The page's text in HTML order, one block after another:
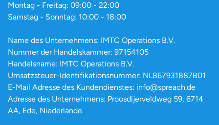
Montag - Freitag: 09:00 - 22:00
Samstag - Sonntag: 10:00 - 18:00
Name des Unternehmens: IMTC Operations B.V.
Nummer der Handelskammer: 97154105
Handelsname: IMTC Operations B.V.
Umsatzsteuer-Identifikationsnummer: NL867931887B01
E-Mail Adresse des Kundendienstes: info@spreach.de
Adresse des Unternehmens: Proosdijerveldweg 59, 6714
AA, Ede, Niederlande